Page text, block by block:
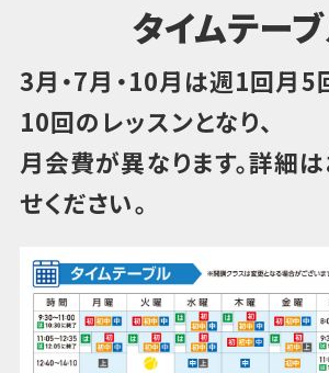
タイムテー
3月・7月・10月は週1回月
10回のレッスンとなり、
月会費が異なります。詳細
せください。